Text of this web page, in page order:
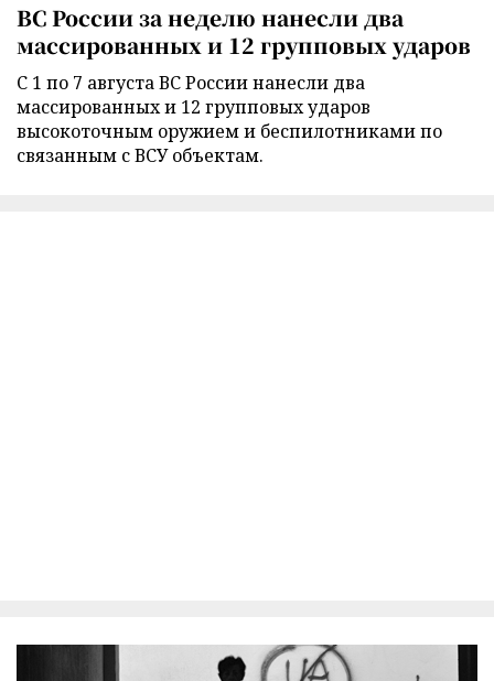
ВС России за неделю нанесли два
массированных и 12 групповых ударов
С 1 по 7 августа ВС России нанесли два
массированных и 12 групповых ударов
высокоточным оружием и беспилотниками по
связанным с ВСУ объектам.